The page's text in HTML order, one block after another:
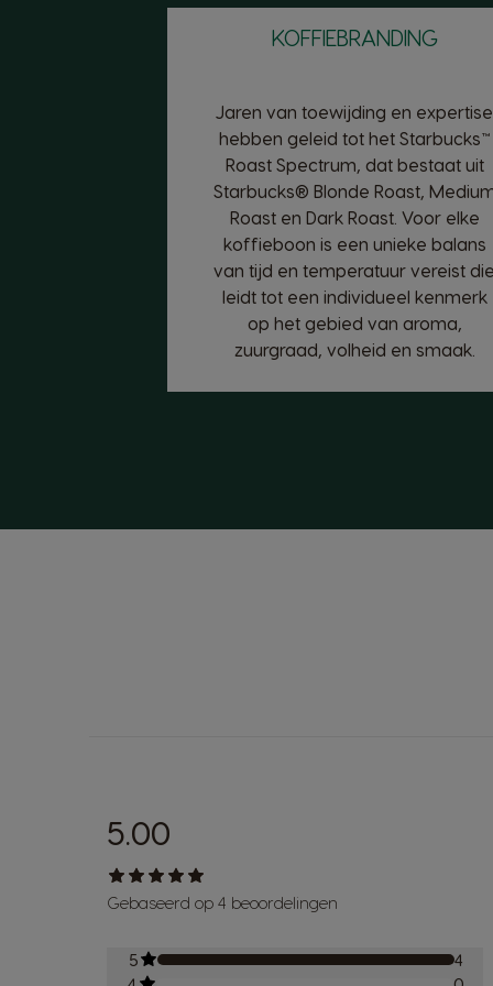
KOFFIEBRANDING
Jaren van toewijding en expertise
hebben geleid tot het Starbucks™
Roast Spectrum, dat bestaat uit
Starbucks® Blonde Roast,
Roast en Dark Roast. Voor elke
koffieboon is een unieke balans
van tijd en temperatuur vereist
leidt tot een individueel kenmerk
op het gebied van aroma,
zuurgraad, volheid en smaak.
5.00
Gebaseerd op 4 beoordelingen
5
4